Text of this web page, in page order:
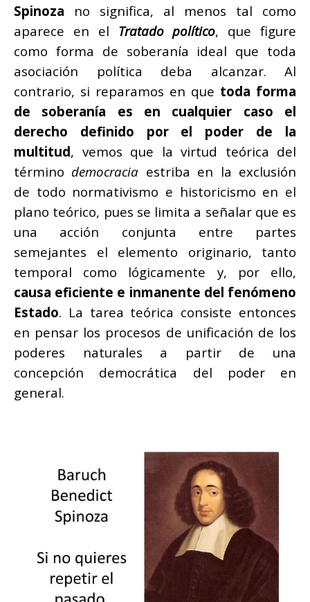
Spinoza no significa, al menos tal como
aparece en el Tratado político, que figure
como forma de soberanía ideal que toda
asociación política deba alcanzar. Al
contrario, si reparamos en que toda forma
de soberanía es en cualquier caso el
derecho definido por el poder de la
multitud, vemos que la virtud teórica del
término democracia estriba en la exclusión
de todo normativismo e historicismo en el
plano teórico, pues se limita a señalar que es
una acción conjunta entre partes
semejantes el elemento originario, tanto
temporal como lógicamente y, por ello,
causa eficiente e inmanente del fenómeno
Estado. La tarea teórica consiste entonces
en pensar los procesos de unificación de los
poderes naturales a partir de una
concepción democrática del poder en
general.